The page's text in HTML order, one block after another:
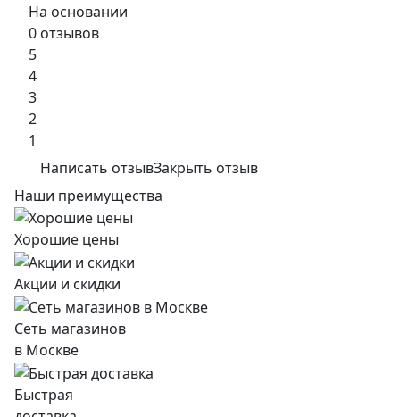
На основании
0 отзывов
5
4
3
2
1
Написать отзывЗакрыть отзыв
Наши преимущества
Хорошие цены
Акции и скидки
Сеть магазинов
в Москве
Быстрая